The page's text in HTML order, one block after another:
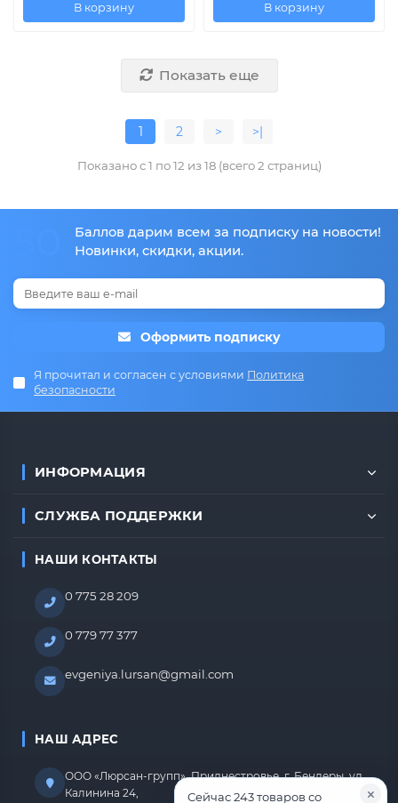
В корзину В корзину
Показать еще
1 2 > >|
Показано с 1 по 12 из 18 (всего 2 страниц)
Баллов дарим всем за подписку на новости!
Новинки, скидки, акции.
Оформить подписку
Я прочитал и согласен с условиями Политика
безопасности
ИНФОРМАЦИЯ
СЛУЖБА ПОДДЕРЖКИ
НАШИ КОНТАКТЫ
0 775 28 209
0 779 77 377
evgeniya.lursan@gmail.com
НАШ АДРЕС
ООО «Люрсан-групп», Приднестровье, г. Бендеры, ул.
Калинина 24,
Сейчас 243 товаров со